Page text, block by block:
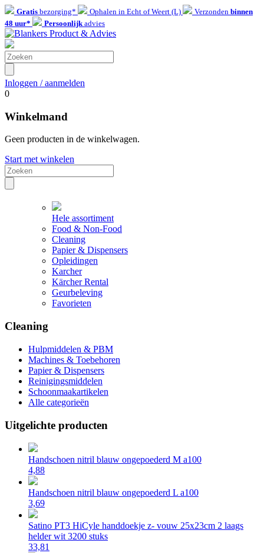
Gratis bezorging* Ophalen in Echt of Weert (L) Verzonden binnen
48 uur*
Persoonlijkadvies
Inloggen / aanmelden
0
Winkelmand
Geen producten in de winkelwagen.
Start met winkelen
Hele assortiment
Food & Non-Food
Cleaning
Papier & Dispensers
Opleidingen
Karcher
Kärcher Rental
Geurbeleving
Favorieten
Cleaning
Hulpmiddelen & PBM
Machines & Toebehoren
Papier & Dispensers
Reinigingsmiddelen
Schoonmaakartikelen
Alle categorieën
Uitgelichte producten
Handschoen nitril blauw ongepoederd M a100
4,88
Handschoen nitril blauw ongepoederd L a100
3,69
Satino PT3 HiCyle handdoekje z- vouw 25x23cm 2 laags
helder wit 3200 stuks
33,81